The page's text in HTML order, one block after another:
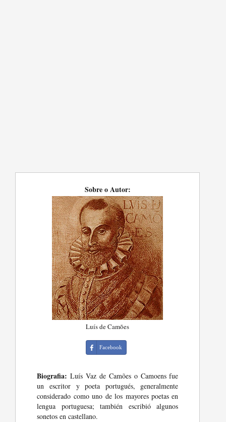
Sobre o Autor:
Luís de Camões
Facebook
Biografia: Luís Vaz de Camões o Camoens fue
un escritor y poeta portugués, generalmente
considerado como uno de los mayores poetas en
lengua portuguesa; también escribió algunos
sonetos en castellano.